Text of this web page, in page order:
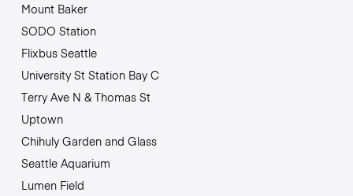
Mount Baker
SODO Station
Flixbus Seattle
University St Station Bay C
Terry Ave N & Thomas St
Uptown
Chihuly Garden and Glass
Seattle Aquarium
Lumen Field